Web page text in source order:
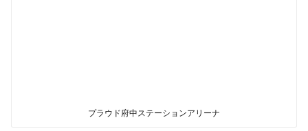
プラウド府中ステーションアリーナ